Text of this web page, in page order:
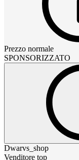
Prezzo normale
SPONSORIZZATO
Dwarvs_shop
Venditore top